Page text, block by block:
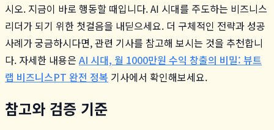
시오. 지금이 바로 행동할 때입니다. AI 시대를 주도하는 비즈니스
리더가 되기 위한 첫걸음을 내딛으세요. 더 구체적인 전략과 성공
사례가 궁금하시다면, 관련 기사를 참고해 보시는 것을 추천합니
다. 자세한 내용은 AI 시대, 월 1000만원 수익 창출의 비밀: 뷰트
랩 비즈니스PT 완전 정복 기사에서 확인해보세요.
참고와 검증 기준